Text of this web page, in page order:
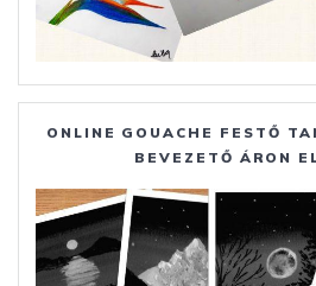
ONLINE GOUACHE FESTŐ
BEVEZETŐ ÁRON